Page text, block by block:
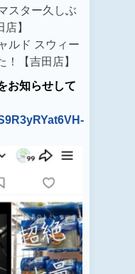
スター久しぶ
】
ルド スウィー
【吉田店】
お知らせして